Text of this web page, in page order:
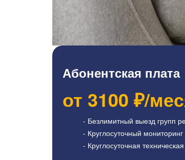
Абонентская плата
от 3100 ₽/
- Безлимитный выезд групп
- Круглосуточный
- Круглосуточная